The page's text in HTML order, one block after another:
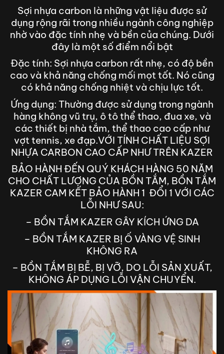
Sợi nhựa carbon là những vật liệu được sử
dụng rộng rãi trong nhiều ngành công nghiệp
nhờ vào đặc tính nhẹ và bền của chúng. Dưới
đây là một số điểm nổi bật
Đặc tính: Sợi nhựa carbon rất nhẹ, có độ bền
cao và khả năng chống mối mọt tốt. Nó cũng
có khả năng chống nhiệt và chịu lực tốt.
Ứng dụng: Thường được sử dụng trong ngành
hàng không vũ trụ, ô tô thể thao, đua xe, và
các thiết bị nhà tắm, thể thao cao cấp như
vợt tennis, xe đạp.VỚI TÍNH CHẤT LIỆU SỢI
NHỰA CARBON CAO CẤP NHƯ TRÊN KAZER
BẢO HÀNH ĐẾN QUÝ KHÁCH HÀNG 50 NĂM
CHO CHẤT LƯỢNG CỦA BỒN TẮM, BỒN TẮM
KAZER CAM KẾT BẢO HÀNH 1 ĐỔI 1 VỚI CÁC
LỖI NHƯ SAU:
– BỒN TẮM KAZER GÂY KÍCH ỨNG DA
– BỒN TẮM KAZER BỊ Ố VÀNG VỆ SINH
KHÔNG RA
– BỒN TẮM BỊ BỄ, BỊ VỠ, DO LỖI SẢN XUẤT,
KHÔNG ÁP DỤNG LỖI VẬN CHUYỂN.